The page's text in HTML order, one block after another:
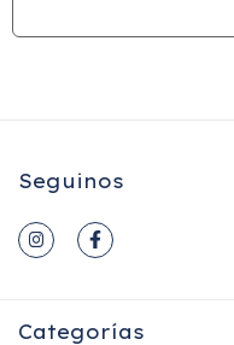
Seguinos
Categorías